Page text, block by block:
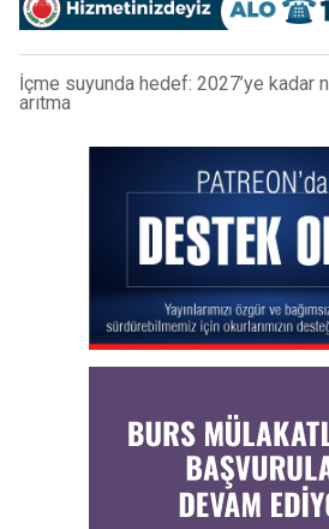
İçme suyunda hedef: 2027’ye kadar
arıtma